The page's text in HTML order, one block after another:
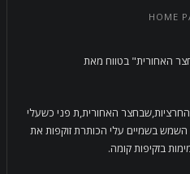
האחורית" בטווח מאת
האחורית,ת פני כשעלי
בשמיים עלי הכותרת זוקפות את
בזקיפות קומה.